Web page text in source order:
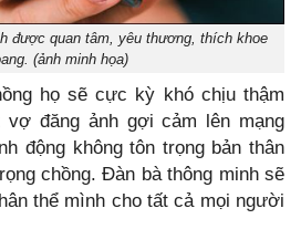
được quan tâm, yêu thương, thích khoe
(ảnh minh họa)
họ sẽ cực kỳ khó chịu thậm
đăng ảnh gợi cảm lên mạng
động không tôn trọng bản thân
chồng. Đàn bà thông minh sẽ
thể mình cho tất cả mọi người